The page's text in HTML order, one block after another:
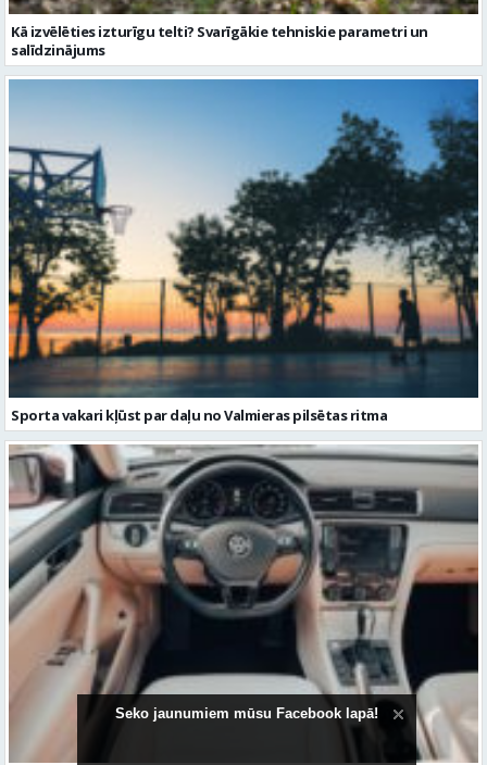
Sporta vakari kļūst par daļu no Valmieras pilsētas ritma
Volkswagen Passat uzturēšana: praktiska pieeja ilgākam
kalpošanas laikam
Seko jaunumiem mūsu Facebook lapā!